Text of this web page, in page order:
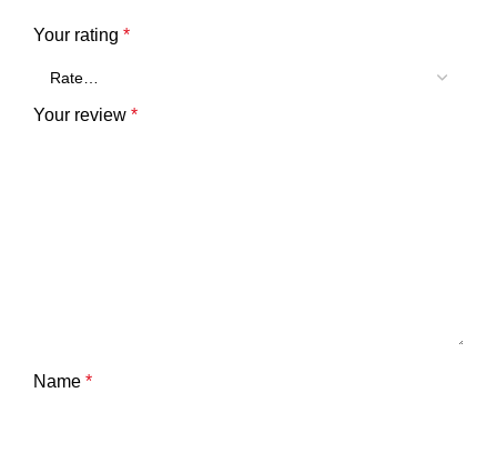
Your rating *
Your review *
Name *